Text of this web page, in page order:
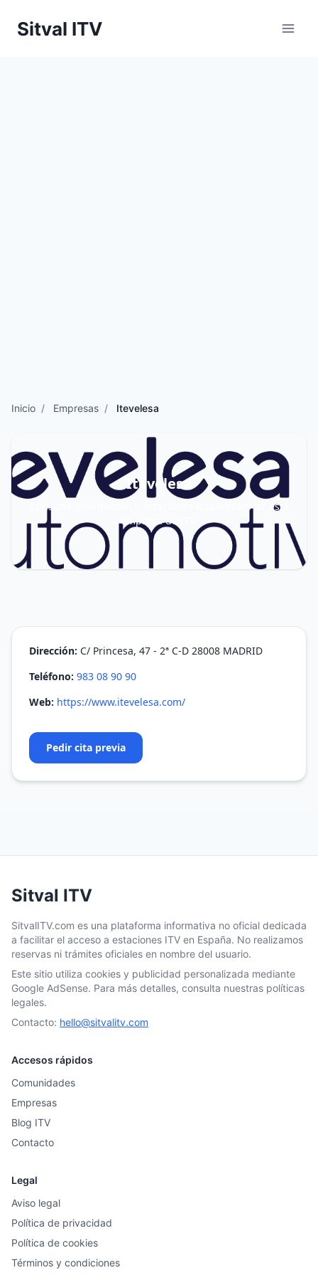
Sitval ITV
Inicio / Empresas / Itevelesa
Itevelesa
Consulta información y estaciones disponibles de esta
empresa de ITV.
Dirección: C/ Princesa, 47 - 2ª C-D 28008 MADRID
Teléfono: 983 08 90 90
Web: https://www.itevelesa.com/
Pedir cita previa
Sitval ITV
SitvalITV.com es una plataforma informativa no oficial dedicada
a facilitar el acceso a estaciones ITV en España. No realizamos
reservas ni trámites oficiales en nombre del usuario.
Este sitio utiliza cookies y publicidad personalizada mediante
Google AdSense. Para más detalles, consulta nuestras políticas
legales.
Contacto: hello@sitvalitv.com
Accesos rápidos
Comunidades
Empresas
Blog ITV
Contacto
Legal
Aviso legal
Política de privacidad
Política de cookies
Términos y condiciones